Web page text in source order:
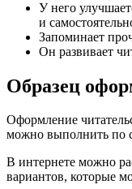
У него
и
Запоминает
Он развивает
Образец
Оформление
можно выполнить по
В интернете можно
вариантов, которые